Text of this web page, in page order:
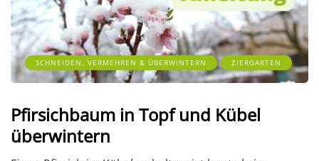
SCHNEIDEN, VERMEHREN & ÜBERWINTERN ZIERGARTEN
Pfirsichbaum in Topf und Kübel
überwintern